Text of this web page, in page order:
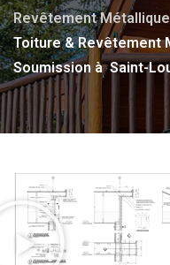
Revêtement Métallique
Toiture & Revêtement
Soumission à Saint-